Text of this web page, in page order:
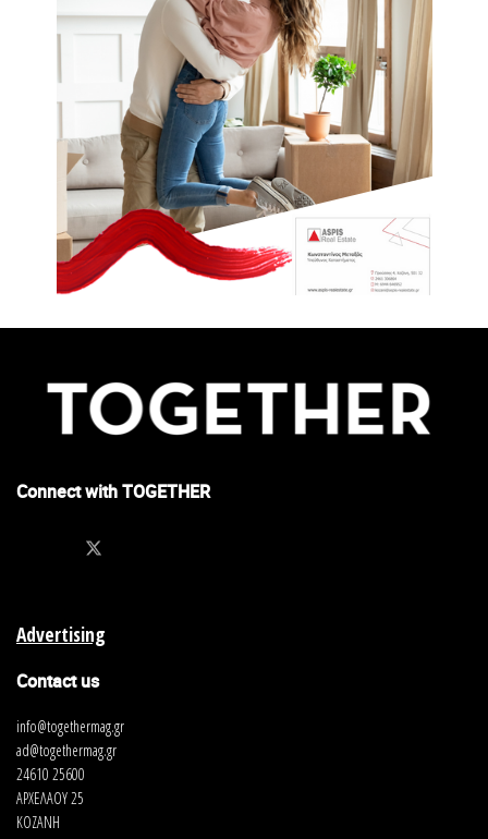
Connect with TOGETHER
Advertising
Contact us
info@togethermag.gr
ad@togethermag.gr
24610 25600
ΑΡΧΕΛΑΟΥ 25
ΚΟΖΑΝΗ